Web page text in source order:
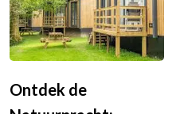
Ontdek de